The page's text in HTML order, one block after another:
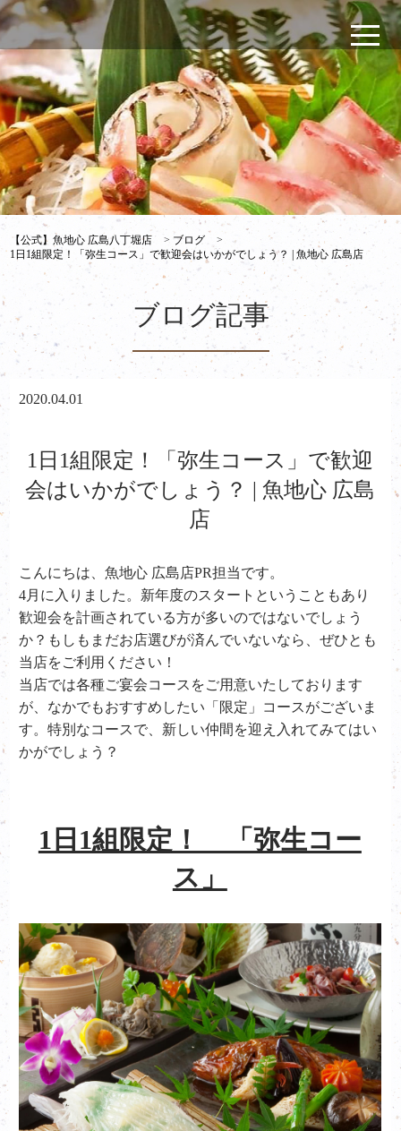
【公式】魚地心 広島八丁堀店 > ブログ
>
1日1組限定！「弥生コース」で歓迎会はいかがでしょう？ | 魚地心 広島店
ブログ記事
2020.04.01
1日1組限定！「弥生コース」で歓迎
会はいかがでしょう？ | 魚地心 広島
店
こんにちは、魚地心 広島店PR担当です。
4月に入りました。新年度のスタートということもあり
歓迎会を計画されている方が多いのではないでしょう
か？もしもまだお店選びが済んでいないなら、ぜひとも
当店をご利用ください！
当店では各種ご宴会コースをご用意いたしております
が、なかでもおすすめしたい「限定」コースがございま
す。特別なコースで、新しい仲間を迎え入れてみてはい
かがでしょう？
1日1組限定！ 「弥生コー
ス」